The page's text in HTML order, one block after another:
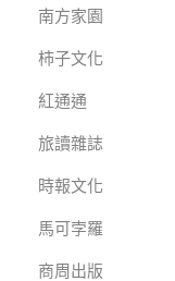
南方家園
柿子文化
紅通通
旅讀雜誌
時報文化
馬可孛羅
商周出版